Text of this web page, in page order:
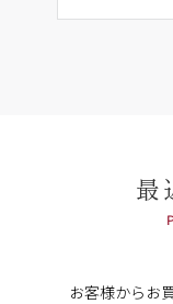
最
お客様からお